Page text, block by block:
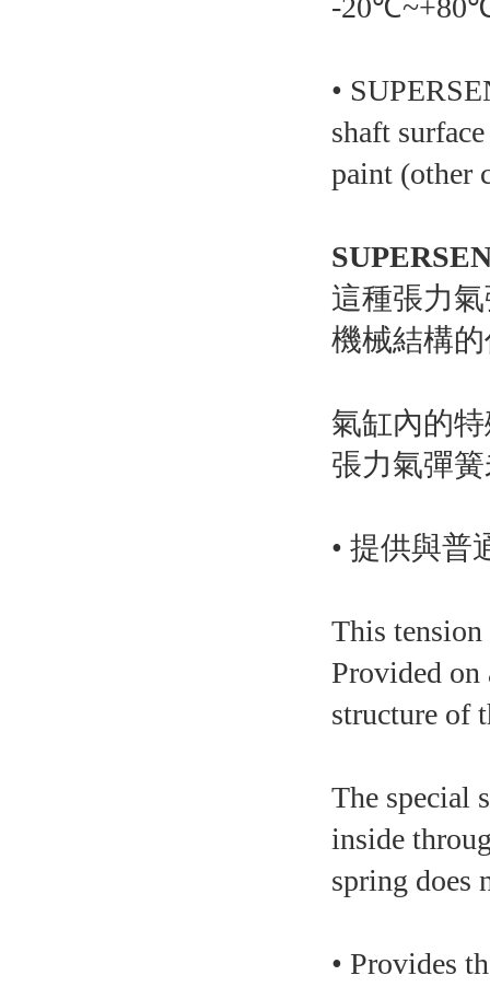
-20℃~+80℃,
•
shaft
paint (other
這種張力
機械結構
氣缸內的
張力氣彈
• 提供與普
This tension
Provided on
structure of
The special
inside
spring does
• Provides